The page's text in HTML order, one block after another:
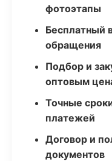
фотоэтапы
Бесплатный
обращения
Подбор и
оптовым
Точные
платежей
Договор и
документов